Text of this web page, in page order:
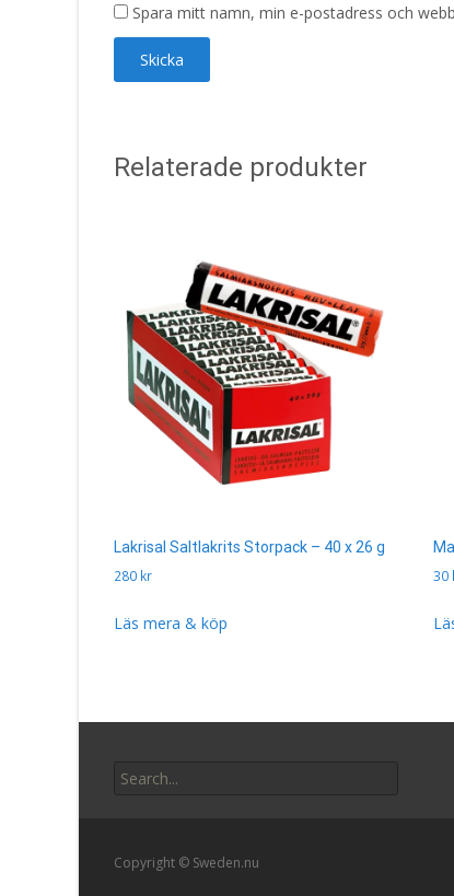
Spara mitt namn, min e-postadress och
Relaterade produkter
Lakrisal Saltlakrits Storpack – 40 x 26 g
280 kr
Läs mera & köp
30
for:
Copyright © Sweden.nu